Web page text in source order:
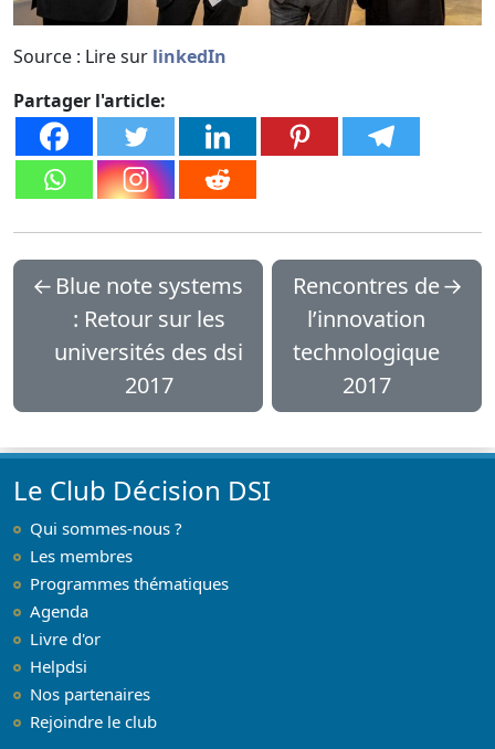
Source : Lire sur linkedIn
Partager l'article:
← Blue note systems
: Retour sur les
universités des dsi
2017
Rencontres de
l’innovation
technologique
2017
→
Le Club Décision DSI
Qui sommes-nous ?
Les membres
Programmes thématiques
Agenda
Livre d'or
Helpdsi
Nos partenaires
Rejoindre le club